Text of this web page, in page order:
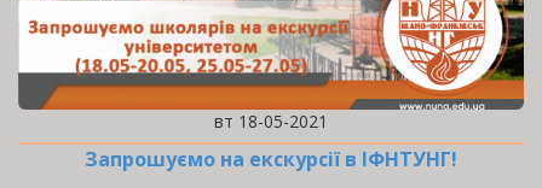
вт 18-05-2021
Запрошуємо на екскурсії в ІФНТУНГ!